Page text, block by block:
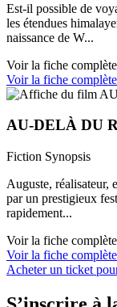
Est-il possible de
les étendues
naissance de W...
Voir la fiche complète
Voir la fiche
AU-DELÀ DU
Fiction Synopsis
Auguste, réalisateur,
par un prestigieux
rapidement...
Voir la fiche complète
Voir la fiche
Acheter un ticket